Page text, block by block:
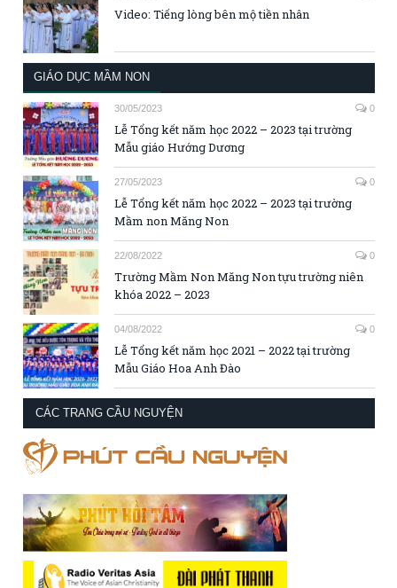
Video: Tiếng lòng bên mộ tiền nhân
GIÁO DỤC MẦM NON
30/05/2023 0
Lễ Tổng kết năm học 2022 – 2023 tại trường
Mẫu giáo Hướng Dương
27/05/2023 0
Lễ Tổng kết năm học 2022 – 2023 tại trường
Mầm non Măng Non
22/08/2022 0
Trường Mầm Non Măng Non tựu trường niên
khóa 2022 – 2023
04/08/2022 0
Lễ Tổng kết năm học 2021 – 2022 tại trường
Mẫu Giáo Hoa Anh Đào
CÁC TRANG CẦU NGUYỆN